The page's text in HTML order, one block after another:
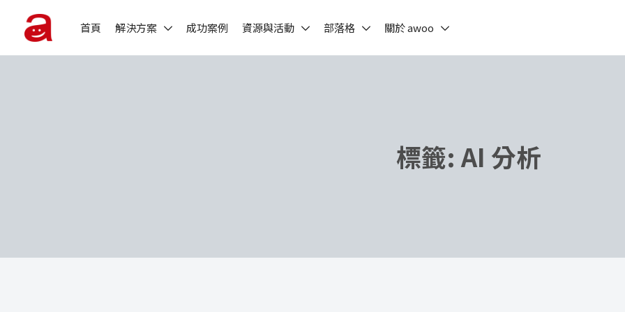
首頁 解決方案 成功案例 資源與活動 部落格 關於 awoo
標籤: AI 分析